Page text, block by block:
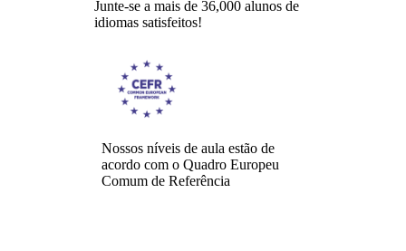
Junte-se a mais de 36,000 alunos de
idiomas satisfeitos!
Nossos níveis de aula estão de
acordo com o Quadro Europeu
Comum de Referência